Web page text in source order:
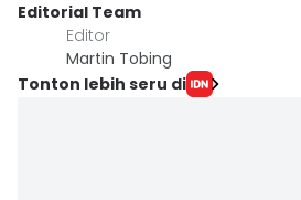
Editorial Team
Editor
Martin Tobing
Tonton lebih seru di